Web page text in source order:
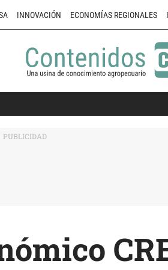
INNOVACIÓN ECONOMÍAS REGIONALES